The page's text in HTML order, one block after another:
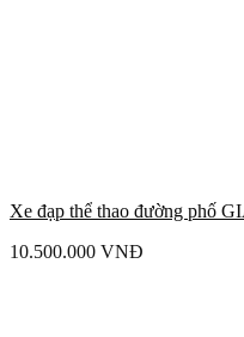
Xe đạp thể thao đường phố
10.500.000 VNĐ